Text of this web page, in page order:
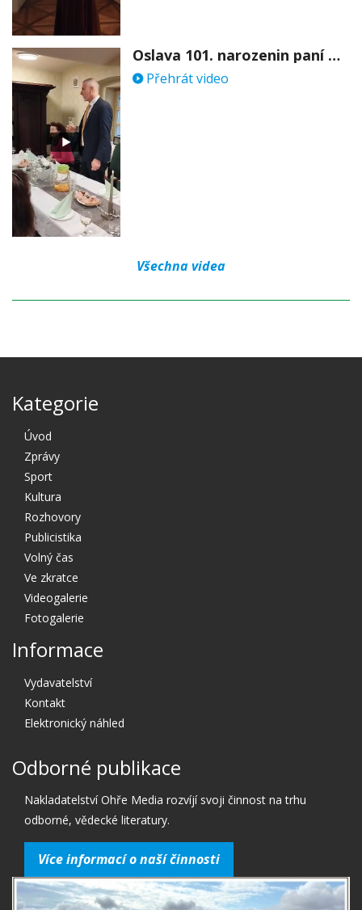
Oslava 101. narozenin paní Věry Skořepové
Přehrát video
Všechna videa
Kategorie
Úvod
Zprávy
Sport
Kultura
Rozhovory
Publicistika
Volný čas
Ve zkratce
Videogalerie
Fotogalerie
Informace
Vydavatelství
Kontakt
Elektronický náhled
Odborné publikace
Nakladatelství Ohře Media rozvíjí svoji činnost na trhu
odborné, vědecké literatury.
Více informací o naší činnosti